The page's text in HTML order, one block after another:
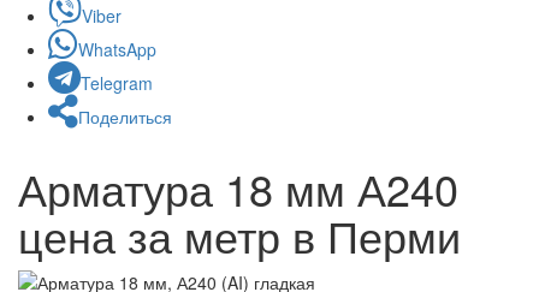
Viber
WhatsApp
Telegram
Поделиться
Арматура 18 мм А240
цена за метр в Перми